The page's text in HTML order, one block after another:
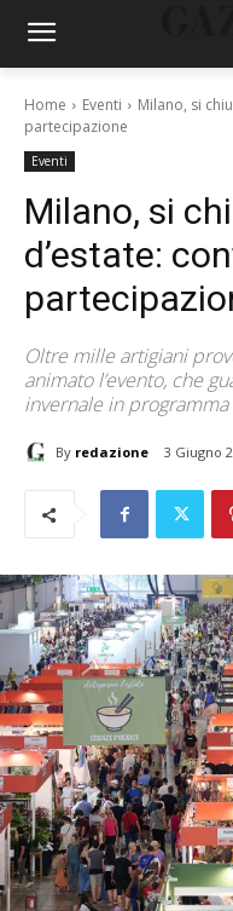
Home Eventi
Milano, si
partecipazione
Eventi
Milano, si
d’estate:
Oltre mille artigiani
animato l’evento, che
invernale in
By redazione 3 Giugno